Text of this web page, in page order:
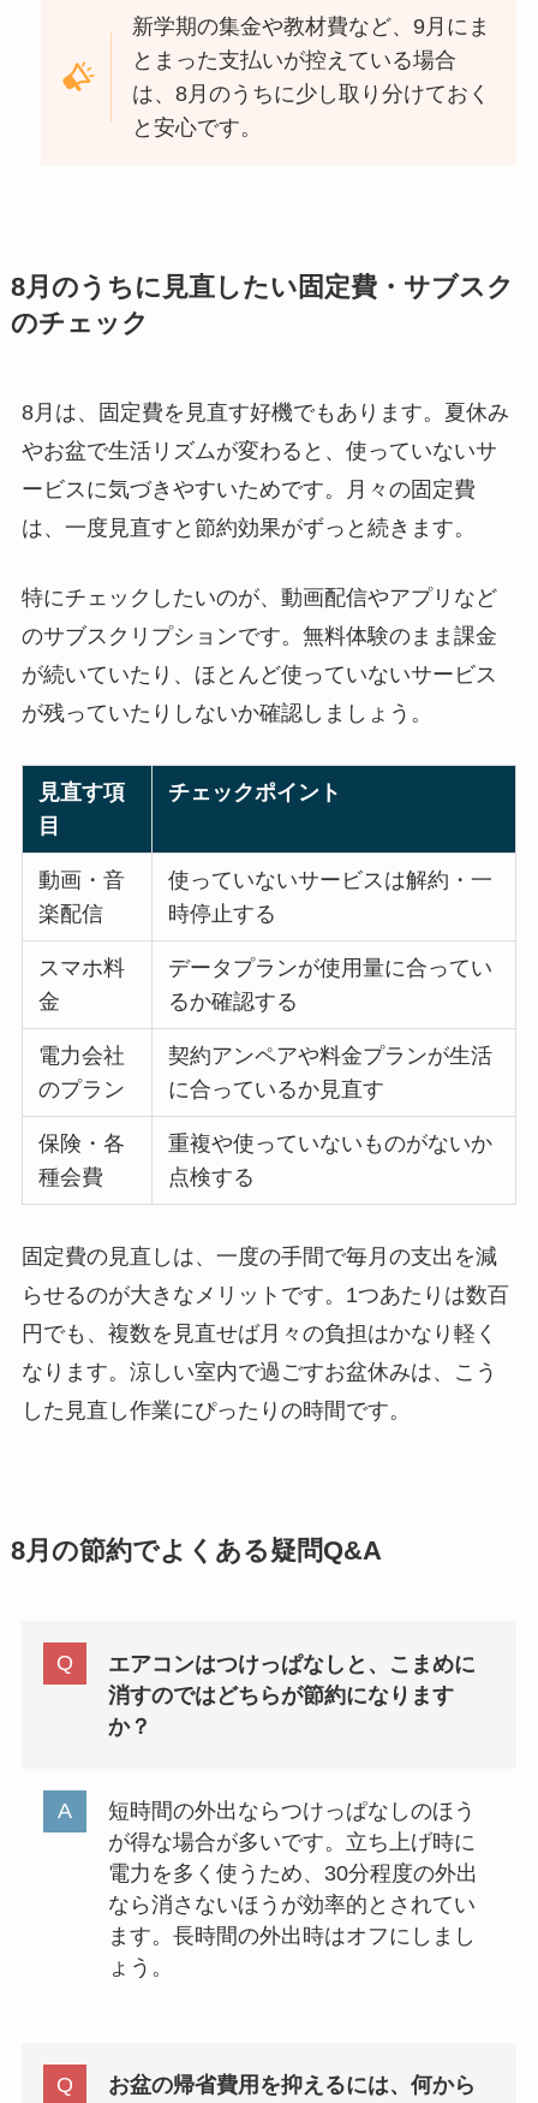
新学期の集金や教材費など、9月にま
とまった支払いが控えている場合
は、8月のうちに少し取り分けておく
と安心です。
8月のうちに見直したい固定費・サブスク
のチェック
8月は、固定費を見直す好機でもあります。夏休み
やお盆で生活リズムが変わると、使っていないサ
ービスに気づきやすいためです。月々の固定費
は、一度見直すと節約効果がずっと続きます。
特にチェックしたいのが、動画配信やアプリなど
のサブスクリプションです。無料体験のまま課金
が続いていたり、ほとんど使っていないサービス
が残っていたりしないか確認しましょう。
見直す項
目
チェックポイント
動画・音
楽配信
使っていないサービスは解約・一
時停止する
スマホ料
金
データプランが使用量に合ってい
るか確認する
電力会社
のプラン
契約アンペアや料金プランが生活
に合っているか見直す
保険・各
種会費
重複や使っていないものがないか
点検する
固定費の見直しは、一度の手間で毎月の支出を減
らせるのが大きなメリットです。1つあたりは数百
円でも、複数を見直せば月々の負担はかなり軽く
なります。涼しい室内で過ごすお盆休みは、こう
した見直し作業にぴったりの時間です。
8月の節約でよくある疑問Q&A
エアコンはつけっぱなしと、こまめに
消すのではどちらが節約になります
か？
短時間の外出ならつけっぱなしのほう
が得な場合が多いです。立ち上げ時に
電力を多く使うため、30分程度の外出
なら消さないほうが効率的とされてい
ます。長時間の外出時はオフにしまし
ょう。
お盆の帰省費用を抑えるには、何から